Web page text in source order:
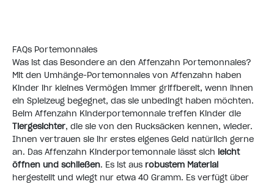
FAQs Portemonnaies
Was ist das Besondere an den Affenzahn Portemonnaies?
Mit den Umhänge-Portemonnaies von Affenzahn haben
Kinder ihr kleines Vermögen immer griffbereit, wenn ihnen
ein Spielzeug begegnet, das sie unbedingt haben möchten.
Beim Affenzahn Kinderportemonnaie treffen Kinder die
Tiergesichter, die sie von den Rucksäcken kennen, wieder.
Ihnen vertrauen sie ihr erstes eigenes Geld natürlich gerne
an. Das Affenzahn Kinderportemonnaie lässt sich leicht
öffnen und schließen. Es ist aus robustem Material
hergestellt und wiegt nur etwa 40 Gramm. Es verfügt über